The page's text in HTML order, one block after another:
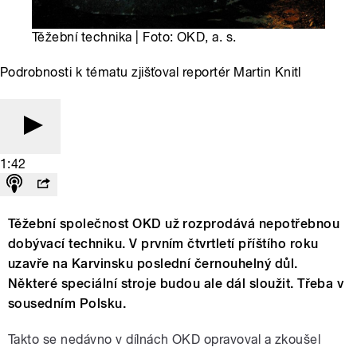
Těžební technika | Foto: OKD, a. s.
Podrobnosti k tématu zjišťoval reportér Martin Knitl
1:42
Těžební společnost OKD už rozprodává nepotřebnou
dobývací techniku. V prvním čtvrtletí příštího roku
uzavře na Karvinsku poslední černouhelný důl.
Některé speciální stroje budou ale dál sloužit. Třeba v
sousedním Polsku.
Takto se nedávno v dílnách OKD opravoval a zkoušel